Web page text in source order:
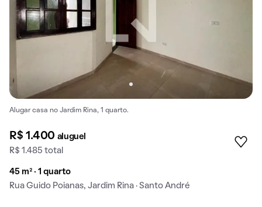
Alugar casa no Jardim Rina, 1 quarto.
R$ 1.400 aluguel
R$ 1.485 total
45 m² · 1 quarto
Rua Guido Poianas, Jardim Rina · Santo André